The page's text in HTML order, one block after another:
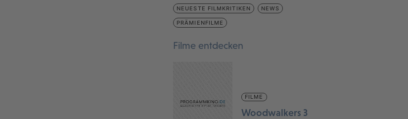
NEUESTE FILMKRITIKEN NEWS
PRÄMIENFILME
Filme entdecken
FILME
Woodwalkers 3